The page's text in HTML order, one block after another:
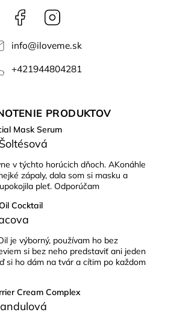
Facebook
info@iloveme.sk
+421944804281
PRODUKTOV
Mask Serum
v týchto horúcich dňoch. AKonáhle
zápaly, dala som si masku a
pleť. Odporúčam
Cocktail
je výborný, používam ho bez
si bez neho predstaviť ani jeden
si ho dám na tvár a cítim po každom
Cream Complex